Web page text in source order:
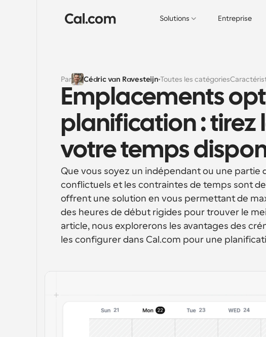
Solutions Entreprise
Par Cédric van Ravesteijn Toutes les catégories
Emplacements
planification : tirez
votre temps
Que vous soyez un indépendant ou une partie
conflictuels et les contraintes de temps sont
offrent une solution en vous permettant de
des heures de début rigides pour trouver le
article, nous explorerons les avantages des
les configurer dans Cal.com pour une